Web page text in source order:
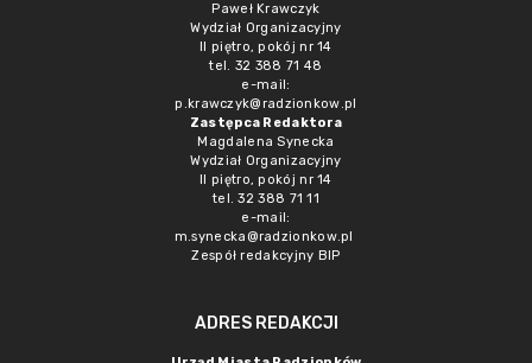
Paweł Krawczyk
Wydział Organizacyjny
II piętro, pokój nr 14
tel. 32 388 71 48
e-mail:
p.krawczyk@radzionkow.pl
Zastępca Redaktora
Magdalena Synecka
Wydział Organizacyjny
II piętro, pokój nr 14
tel. 32 388 71 11
e-mail:
m.synecka@radzionkow.pl
Zespół redakcyjny BIP
ADRES REDAKCJI